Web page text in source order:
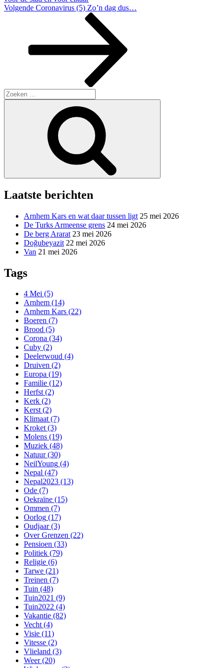
Volgend
Volgende Coronavirus (5) Zo’n dag dus…
Zoeken
naar:
Laatste berichten
Arnhem Kars en wat daar tussen ligt 25 mei 2026
De Turks Armeense grens 24 mei 2026
De berg Ararat 23 mei 2026
Doğubeyazit 22 mei 2026
Van 21 mei 2026
Tags
4 Mei (5)
Arnhem (14)
Arnhem Kars (22)
Boeren (7)
Brood (5)
Corona (34)
Cuby (2)
Deelerwoud (4)
Druiven (2)
Europa (19)
Familie (12)
Herfst(2)
Kerk (2)
Kerst(2)
Klimaat(7)
Kroket(3)
Molens (19)
Muziek (48)
Natuur(30)
NeilYoung (4)
Nepal (47)
Nepal2023 (13)
Ode (7)
Oekraïne (15)
Ommen (7)
Oorlog (17)
Oudjaar(3)
Over Grenzen (22)
Pensioen (33)
Politiek (79)
Religie (6)
Tarwe (21)
Treinen (7)
Tuin (48)
Tuin2021 (9)
Tuin2022 (4)
Vakantie (82)
Vecht(4)
Visie (11)
Vitesse (2)
Vlieland (3)
Weer(20)